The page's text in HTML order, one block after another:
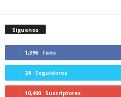
Síguenos
1,396 Fans
24 Seguidores
10,400 Suscriptores